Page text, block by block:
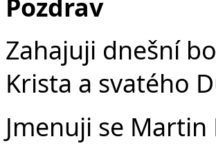
Zahajuji dnešní
Krista a svatého
Jmenuji se